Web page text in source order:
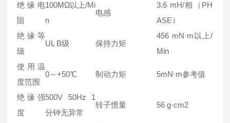
绝缘电
阻
100MΩ以上/Mi
n
电感
3.6 mH/相（PH
ASE）
绝缘等
级
UL B级 保持力矩
456 mN·m以上/
Min
使用温
度范围
0～+50℃ 制动力矩 5mN·m参考值
绝缘强
度
500V 50Hz 1
分钟无异常
转子惯量 56 g·cm2